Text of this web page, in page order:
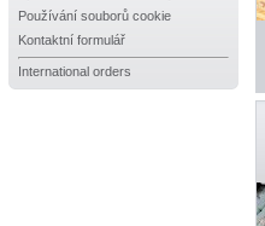
Používání souborů cookie
Kontaktní formulář
International orders